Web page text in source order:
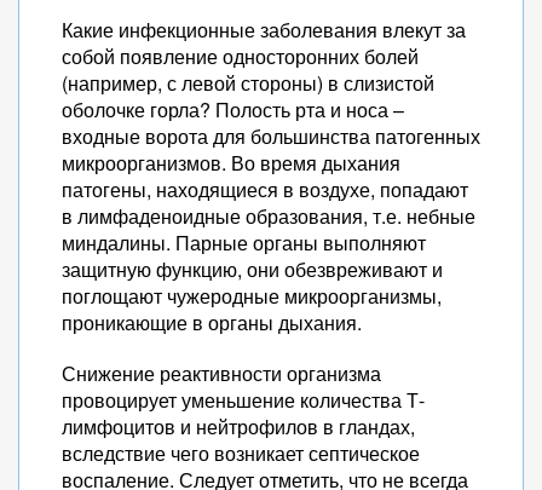
Какие инфекционные заболевания влекут за
собой появление односторонних болей
(например, с левой стороны) в слизистой
оболочке горла? Полость рта и носа –
входные ворота для большинства патогенных
микроорганизмов. Во время дыхания
патогены, находящиеся в воздухе, попадают
в лимфаденоидные образования, т.е. небные
миндалины. Парные органы выполняют
защитную функцию, они обезвреживают и
поглощают чужеродные микроорганизмы,
проникающие в органы дыхания.
Снижение реактивности организма
провоцирует уменьшение количества Т-
лимфоцитов и нейтрофилов в гландах,
вследствие чего возникает септическое
воспаление. Следует отметить, что не всегда